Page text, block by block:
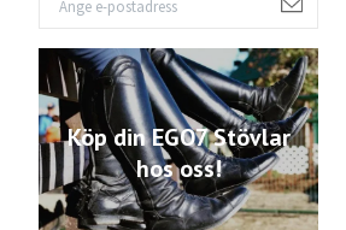
Köp din EGO7 Stövlar
hos oss!